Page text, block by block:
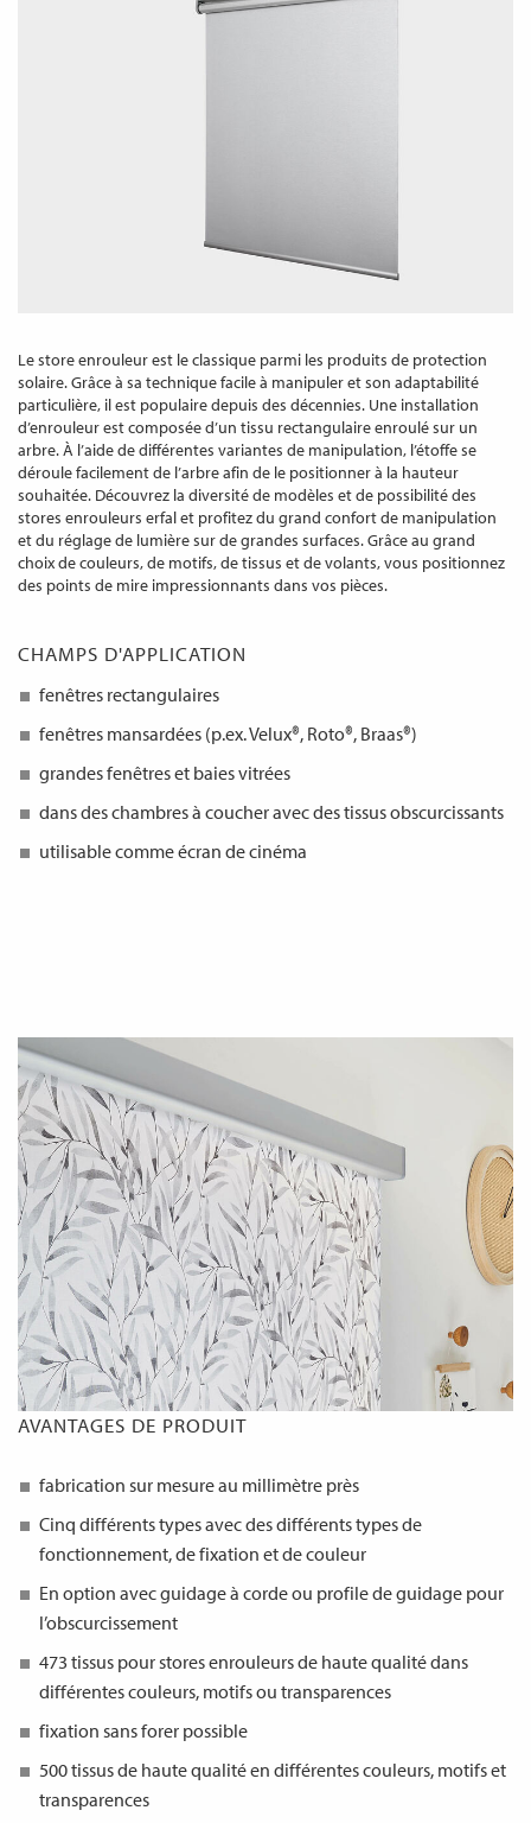
Le store enrouleur est le classique parmi les produits de protection
solaire. Grâce à sa technique facile à manipuler et son adaptabilité
particulière, il est populaire depuis des décennies. Une installation
d’enrouleur est composée d’un tissu rectangulaire enroulé sur un
arbre. À l’aide de différentes variantes de manipulation, l’étoffe se
déroule facilement de l’arbre afin de le positionner à la hauteur
souhaitée. Découvrez la diversité de modèles et de possibilité des
stores enrouleurs erfal et profitez du grand confort de manipulation
et du réglage de lumière sur de grandes surfaces. Grâce au grand
choix de couleurs, de motifs, de tissus et de volants, vous positionnez
des points de mire impressionnants dans vos pièces.
CHAMPS D'APPLICATION
fenêtres rectangulaires
fenêtres mansardées (p.ex. Velux®, Roto®, Braas®)
grandes fenêtres et baies vitrées
dans des chambres à coucher avec des tissus obscurcissants
utilisable comme écran de cinéma
AVANTAGES DE PRODUIT
fabrication sur mesure au millimètre près
Cinq différents types avec des différents types de
fonctionnement, de fixation et de couleur
En option avec guidage à corde ou profile de guidage pour
l’obscurcissement
473 tissus pour stores enrouleurs de haute qualité dans
différentes couleurs, motifs ou transparences
fixation sans forer possible
500 tissus de haute qualité en différentes couleurs, motifs et
transparences